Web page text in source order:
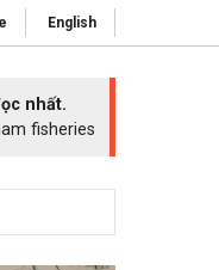
English
nhất.
fisheries